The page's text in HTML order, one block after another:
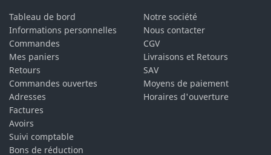
Tableau de bord
Informations personnelles
Commandes
Mes paniers
Retours
Commandes ouvertes
Adresses
Factures
Avoirs
Suivi comptable
Bons de réduction
Notre société
Nous contacter
CGV
Livraisons et Retours
SAV
Moyens de paiement
Horaires d'ouverture